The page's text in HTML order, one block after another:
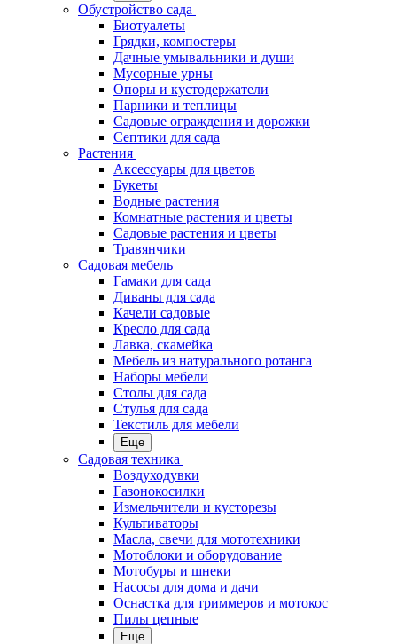
Обустройство сада
Биотуалеты
Грядки, компостеры
Дачные умывальники и души
Мусорные урны
Опоры и кустодержатели
Парники и теплицы
Садовые ограждения и дорожки
Септики для сада
Растения
Аксессуары для цветов
Букеты
Водные растения
Комнатные растения и цветы
Садовые растения и цветы
Травянчики
Садовая мебель
Гамаки для сада
Диваны для сада
Качели садовые
Кресло для сада
Лавка, скамейка
Мебель из натурального ротанга
Наборы мебели
Столы для сада
Стулья для сада
Текстиль для мебели
Еще
Садовая техника
Воздуходувки
Газонокосилки
Измельчители и кусторезы
Культиваторы
Масла, свечи для мототехники
Мотоблоки и оборудование
Мотобуры и шнеки
Насосы для дома и дачи
Оснастка для триммеров и мотокос
Пилы цепные
Еще